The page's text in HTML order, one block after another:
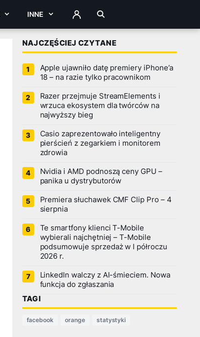
INNE ZALOGUJ
NAJCZĘŚCIEJ CZYTANE
Apple ujawniło datę premiery iPhone’a
18 – na razie tylko pracownikom
Razer przejmuje StreamElements i
wrzuca ekosystem dla twórców na
najwyższy bieg
Casio zaprezentowało inteligentny
pierścień z zegarkiem i monitorem
zdrowia
Nvidia i AMD podnoszą ceny GPU –
panika u dystrybutorów
Premiera słuchawek CMF Clip Pro – 4
sierpnia
Te smartfony klienci T-Mobile
wybierali najchętniej – T-Mobile
podsumowuje sprzedaż w I półroczu
2026 r.
LinkedIn walczy z AI-śmieciem. Nowa
funkcja do zgłaszania
TAGI
facebook orange statystyki